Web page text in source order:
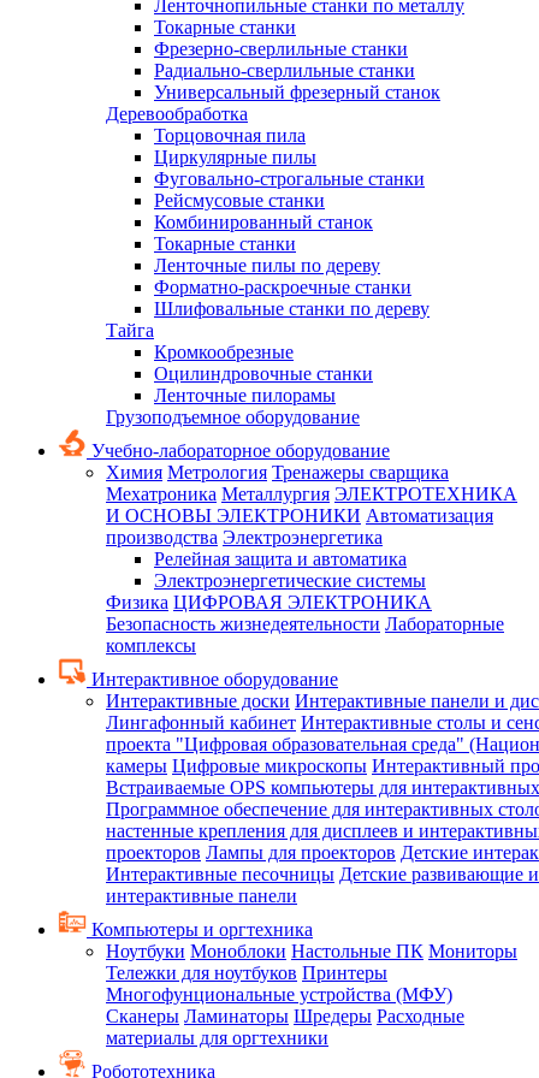
Ленточнопильные станки по металлу
Токарные станки
Фрезерно-сверлильные станки
Радиально-сверлильные станки
Универсальный фрезерный станок
Деревообработка
Торцовочная пила
Циркулярные пилы
Фуговально-строгальные станки
Рейсмусовые станки
Комбинированный станок
Токарные станки
Ленточные пилы по дереву
Форматно-раскроечные станки
Шлифовальные станки по дереву
Тайга
Кромкообрезные
Оцилиндровочные станки
Ленточные пилорамы
Грузоподъемное оборудование
Учебно-лабораторное оборудование
Химия Метрология Тренажеры сварщика
Мехатроника Металлургия ЭЛЕКТРОТЕХНИКА
И ОСНОВЫ ЭЛЕКТРОНИКИ Автоматизация
производства Электроэнергетика
Релейная защита и автоматика
Электроэнергетические системы
Физика ЦИФРОВАЯ ЭЛЕКТРОНИКА
Безопасность жизнедеятельности Лабораторные
комплексы
Интерактивное оборудование
Интерактивные доски Интерактивные панели и
Лингафонный кабинет Интерактивные столы и
проекта "Цифровая образовательная среда"
камеры Цифровые микроскопы Интерактивный
Встраиваемые OPS компьютеры для
Программное обеспечение для интерактивных
настенные крепления для дисплеев и
проекторов Лампы для проекторов Детские
Интерактивные песочницы Детские развивающие
интерактивные панели
Компьютеры и оргтехника
Ноутбуки Моноблоки Настольные ПК Мониторы
Тележки для ноутбуков Принтеры
Многофунциональные устройства (МФУ)
Сканеры Ламинаторы Шредеры Расходные
материалы для оргтехники
Робототехника